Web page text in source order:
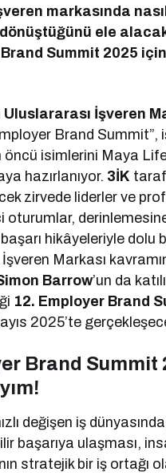
markasında
ele
Summit 2025
Uluslararası İşveren
Brand Summit”,
öncü isimlerini Maya
hazırlanıyor. 3İK
zirvede liderler ve
oturumlar,
hikâyeleriyle dolu
Markası
Barrow’un da
12. Employer Brand
2025’te
Brand Summit
değişen iş
başarıya ulaşması,
stratejik bir iş ortağı